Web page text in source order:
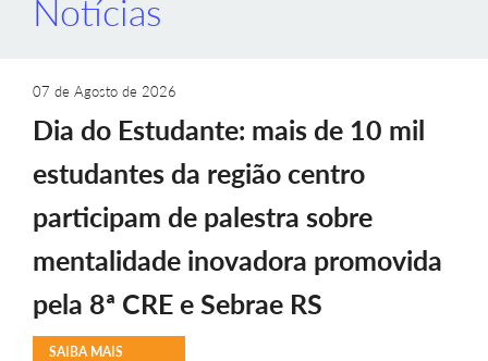
Notícias
07 de Agosto de 2026
Dia do Estudante: mais de 10 mil
estudantes da região centro
participam de palestra sobre
mentalidade inovadora promovida
pela 8ª CRE e Sebrae RS
SAIBA MAIS